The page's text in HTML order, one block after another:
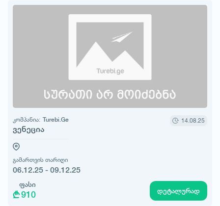
კომპანია: Turebi.Ge
ვენეცია
14.08.25
გამართვის თარიღი
06.12.25 - 09.12.25
ფასი
910 დეტალურად